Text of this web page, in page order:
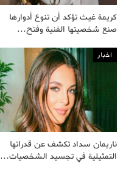
كريمة غيث تؤكد أن تنوع أدوارها
صنع شخصيتها الفنية وفتح…
اخبار
ناريمان سداد تكشف عن قدراتها
التمثيلية في تجسيد الشخصيات…